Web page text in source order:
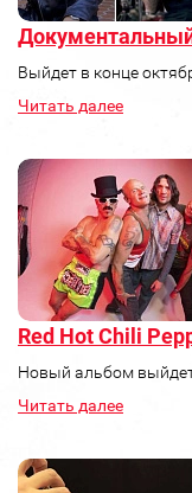
Выйдет в конце
Читать далее
Red Hot Chili
Новый альбом выйдет
Читать далее